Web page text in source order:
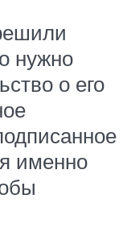
нужно
о его
именно